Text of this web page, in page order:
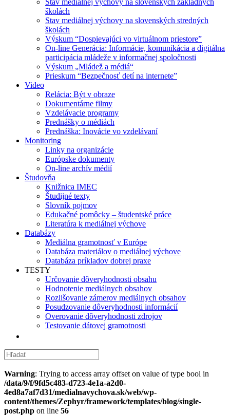
Stav mediálnej výchovy na slovenských základných
školách
Stav mediálnej výchovy na slovenských stredných
školách
Výskum “Dospievajúci vo virtuálnom priestore”
On-line Generácia: Informácie, komunikácia a digitálna
participácia mládeže v informačnej spoločnosti
Výskum „Mládež a médiá“
Prieskum “Bezpečnosť detí na internete”
Video
Relácia: Být v obraze
Dokumentárne filmy
Vzdelávacie programy
Prednášky o médiách
Prednáška: Inovácie vo vzdelávaní
Monitoring
Linky na organizácie
Európske dokumenty
On-line archív médií
Študovňa
Knižnica IMEC
Študijné texty
Slovník pojmov
Edukačné pomôcky – študentské práce
Literatúra k mediálnej výchove
Databázy
Mediálna gramotnosť v Európe
Databáza materiálov o mediálnej výchove
Databáza príkladov dobrej praxe
TESTY
Určovanie dôveryhodnosti obsahu
Hodnotenie mediálnych obsahov
Rozlišovanie zámerov mediálnych obsahov
Posudzovanie dôveryhodnosti informácií
Overovanie dôveryhodnosti zdrojov
Testovanie dátovej gramotnosti
Warning: Trying to access array offset on value of type bool in
/data/9/f/9fd5c483-d723-4e1a-a2d0-
4ed8a7af7d31/medialnavychova.sk/web/wp-
content/themes/Zephyr/framework/templates/blog/single-
post.php on line 56